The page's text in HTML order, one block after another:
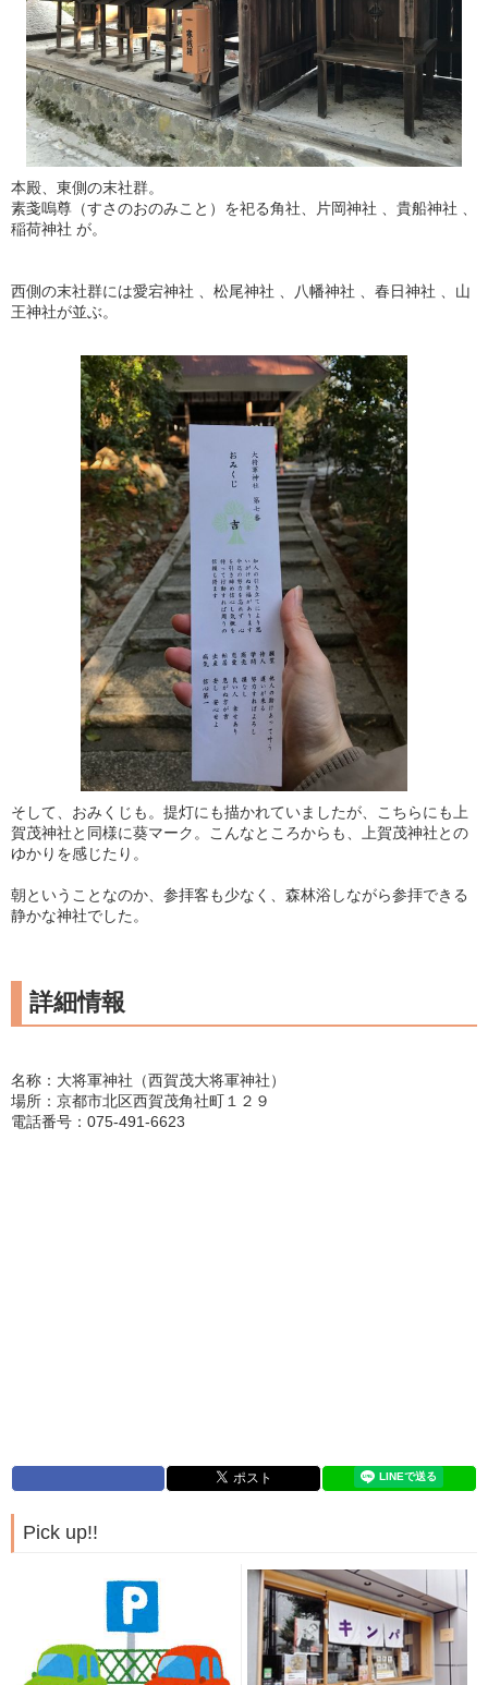
本殿、東側の末社群。
素戔嗚尊（すさのおのみこと）を祀る角社、片岡神社 、貴船神社 、
稲荷神社 が。
西側の末社群には愛宕神社 、松尾神社 、八幡神社 、春日神社 、山
王神社が並ぶ。
そして、おみくじも。提灯にも描かれていましたが、こちらにも上
賀茂神社と同様に葵マーク。こんなところからも、上賀茂神社との
ゆかりを感じたり。
朝ということなのか、参拝客も少なく、森林浴しながら参拝できる
静かな神社でした。
詳細情報
名称：大将軍神社（西賀茂大将軍神社）
場所：京都市北区西賀茂角社町１２９
電話番号：075‐491‐6623
Pick up!!